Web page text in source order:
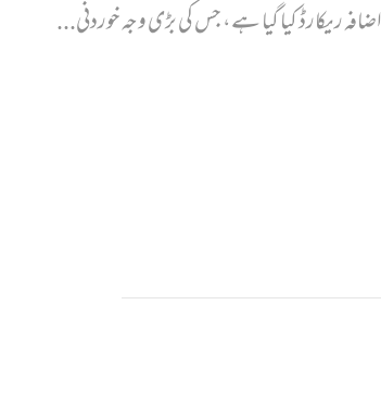
اضافہ ریکارڈ کیا گیا ہے، جس کی بڑی وجہ خوردنی...